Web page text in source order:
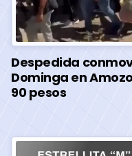
Despedida
Dominga en
90 pesos